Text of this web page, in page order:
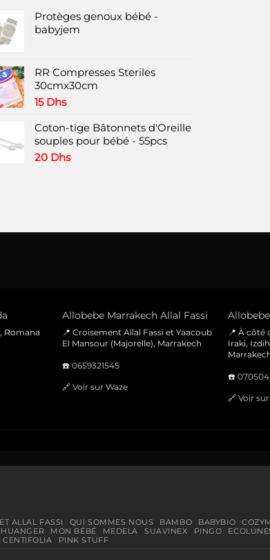
Protèges genoux bébé -
babyjem
RR Compresses Steriles
30cmx30cm
15 Dhs
Coton-tige Bâtonnets d'Oreille
souples pour bébé - 55pcs
20 Dhs
Romana
Allobebe Marrakech Allal Fassi
📍 Croisement Allal Fassi et Yaacoub
El Mansour (Majorelle), Marrakech
☎️ 0659321545
🔗 Voir sur Waze
📍 À côté
Iraki,
☎️
🔗 Voir
ALLAL FASSI
QUI SOMMES NOUS BAMBO BABYBIO
HUANGER MON BÉBÉ MEDELA SUAVINEX PINGO
CENTIFOLIA PINK STUFF